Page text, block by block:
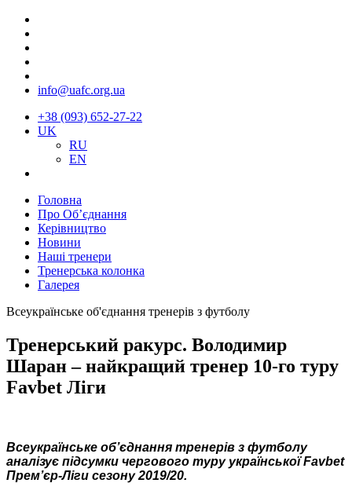
info@uafc.org.ua
+38 (093) 652-27-22
UK
RU
EN
Головна
Про Об’єднання
Керівництво
Новини
Наші тренери
Тренерська колонка
Галерея
Всеукраїнське об'єднання тренерів з футболу
Тренерський ракурс. Володимир
Шаран – найкращий тренер 10-го туру
Favbet Ліги
Всеукраїнське об’єднання тренерів з футболу
аналізує підсумки чергового туру української Favbet
Прем’єр-Ліги сезону 2019/20.